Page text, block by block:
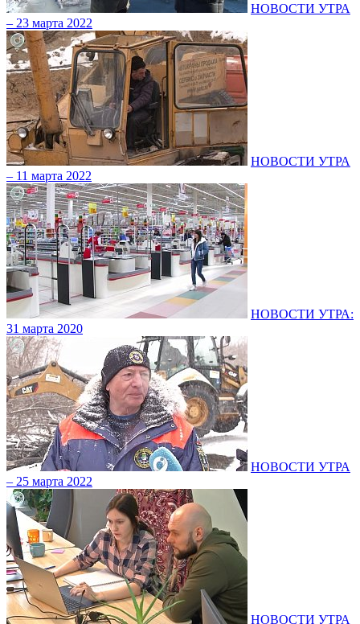
НОВОСТИ УТРА
– 23 марта 2022
НОВОСТИ УТРА
– 11 марта 2022
НОВОСТИ УТРА:
31 марта 2020
НОВОСТИ УТРА
– 25 марта 2022
НОВОСТИ УТРА